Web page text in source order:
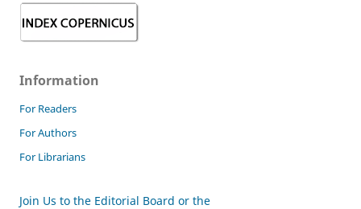
Information
For Readers
For Authors
For Librarians
Join Us to the Editorial Board or the